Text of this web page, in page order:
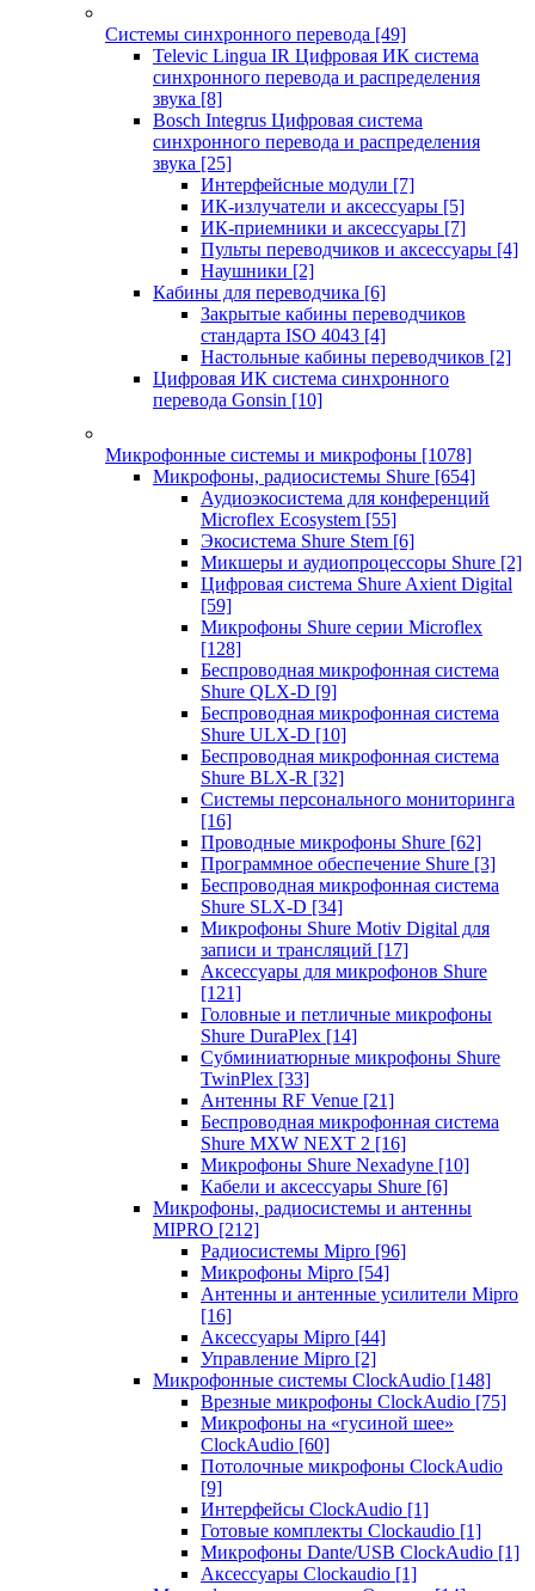
Системы синхронного перевода [49]
Televic Lingua IR Цифровая ИК система
синхронного перевода и распределения
звука [8]
Bosch Integrus Цифровая система
синхронного перевода и распределения
звука [25]
Интерфейсные модули [7]
ИК-излучатели и аксессуары [5]
ИК-приемники и аксессуары [7]
Пульты переводчиков и аксессуары [4]
Наушники [2]
Кабины для переводчика [6]
Закрытые кабины переводчиков
стандарта ISO 4043 [4]
Настольные кабины переводчиков [2]
Цифровая ИК система синхронного
перевода Gonsin [10]
Микрофонные системы и микрофоны [1078]
Микрофоны, радиосистемы Shure [654]
Аудиоэкосистема для конференций
Microflex Ecosystem [55]
Экосистема Shure Stem [6]
Микшеры и аудиопроцессоры Shure [2]
Цифровая система Shure Axient Digital
[59]
Микрофоны Shure серии Microflex
[128]
Беспроводная микрофонная система
Shure QLX-D [9]
Беспроводная микрофонная система
Shure ULX-D [10]
Беспроводная микрофонная система
Shure BLX-R [32]
Системы персонального мониторинга
[16]
Проводные микрофоны Shure [62]
Программное обеспечение Shure [3]
Беспроводная микрофонная система
Shure SLX-D [34]
Микрофоны Shure Motiv Digital для
записи и трансляций [17]
Аксессуары для микрофонов Shure
[121]
Головные и петличные микрофоны
Shure DuraPlex [14]
Субминиатюрные микрофоны Shure
TwinPlex [33]
Антенны RF Venue [21]
Беспроводная микрофонная система
Shure MXW NEXT 2 [16]
Микрофоны Shure Nexadyne [10]
Кабели и аксессуары Shure [6]
Микрофоны, радиосистемы и антенны
MIPRO [212]
Радиосистемы Mipro [96]
Микрофоны Mipro [54]
Антенны и антенные усилители Mipro
[16]
Аксессуары Mipro [44]
Управление Mipro [2]
Микрофонные системы ClockAudio [148]
Врезные микрофоны ClockAudio [75]
Микрофоны на «гусиной шее»
ClockAudio [60]
Потолочные микрофоны ClockAudio
[9]
Интерфейсы ClockAudio [1]
Готовые комплекты Clockaudio [1]
Микрофоны Dante/USB ClockAudio [1]
Аксессуары Clockaudio [1]